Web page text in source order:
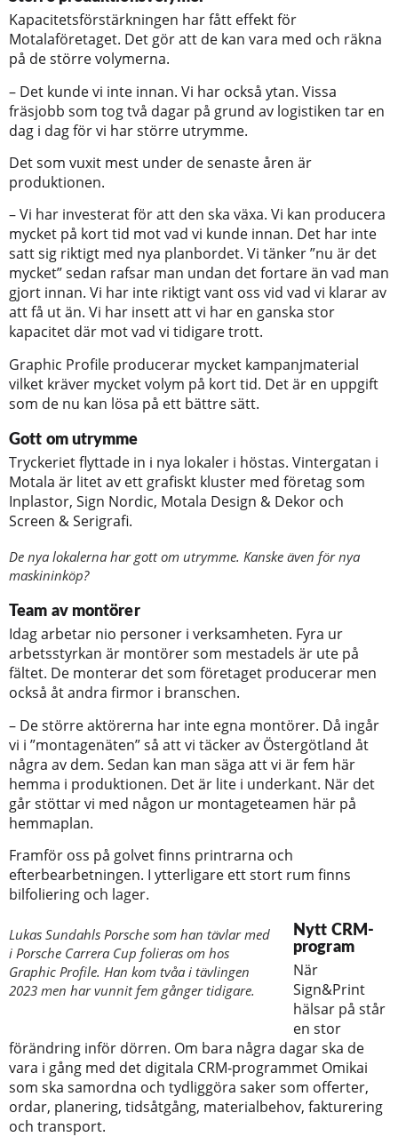
Kapacitetsförstärkningen har fått effekt för
Motalaföretaget. Det gör att de kan vara med och räkna
på de större volymerna.
– Det kunde vi inte innan. Vi har också ytan. Vissa
fräsjobb som tog två dagar på grund av logistiken tar en
dag i dag för vi har större utrymme.
Det som vuxit mest under de senaste åren är
produktionen.
– Vi har investerat för att den ska växa. Vi kan producera
mycket på kort tid mot vad vi kunde innan. Det har inte
satt sig riktigt med nya planbordet. Vi tänker ”nu är det
mycket” sedan rafsar man undan det fortare än vad man
gjort innan. Vi har inte riktigt vant oss vid vad vi klarar av
att få ut än. Vi har insett att vi har en ganska stor
kapacitet där mot vad vi tidigare trott.
Graphic Profile producerar mycket kampanjmaterial
vilket kräver mycket volym på kort tid. Det är en uppgift
som de nu kan lösa på ett bättre sätt.
Gott om utrymme
Tryckeriet flyttade in i nya lokaler i höstas. Vintergatan i
Motala är litet av ett grafiskt kluster med företag som
Inplastor, Sign Nordic, Motala Design & Dekor och
Screen & Serigrafi.
De nya lokalerna har gott om utrymme. Kanske även för nya
maskininköp?
Team av montörer
Idag arbetar nio personer i verksamheten. Fyra ur
arbetsstyrkan är montörer som mestadels är ute på
fältet. De monterar det som företaget producerar men
också åt andra firmor i branschen.
– De större aktörerna har inte egna montörer. Då ingår
vi i ”montagenäten” så att vi täcker av Östergötland åt
några av dem. Sedan kan man säga att vi är fem här
hemma i produktionen. Det är lite i underkant. När det
går stöttar vi med någon ur montageteamen här på
hemmaplan.
Framför oss på golvet finns printrarna och
efterbearbetningen. I ytterligare ett stort rum finns
bilfoliering och lager.
Lukas Sundahls Porsche som han tävlar med
i Porsche Carrera Cup folieras om hos
Graphic Profile. Han kom tvåa i tävlingen
2023 men har vunnit fem gånger tidigare.
Nytt CRM-
program
När
Sign&Print
hälsar på står
en stor
förändring inför dörren. Om bara några dagar ska de
vara i gång med det digitala CRM-programmet Omikai
som ska samordna och tydliggöra saker som offerter,
ordar, planering, tidsåtgång, materialbehov, fakturering
och transport.